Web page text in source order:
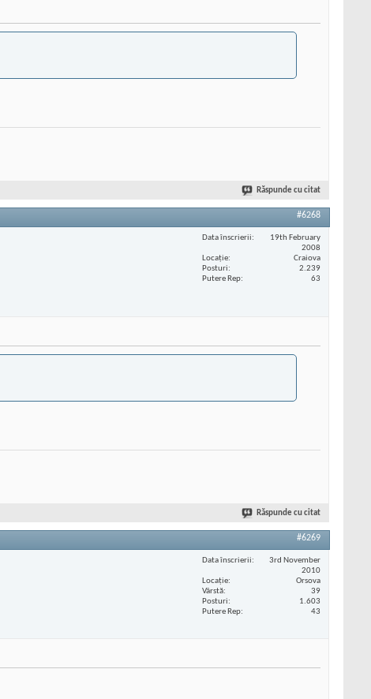
Răspunde cu citat
#6268
Data înscrierii
19th February
2008
Locaţie
Craiova
Posturi
2.239
Putere Rep
63
Răspunde cu citat
#6269
Data înscrierii
3rd November
2010
Locaţie
Orsova
Vârstă
39
Posturi
1.603
Putere Rep
43